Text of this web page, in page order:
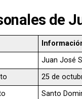
de
Juan José
25 de
Santo